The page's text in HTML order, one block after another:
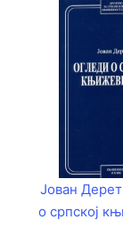
Јован
о српској